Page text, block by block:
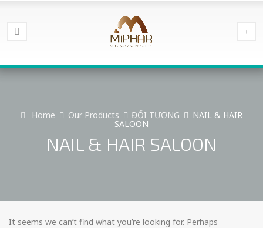
Home Our Products ĐỐI TƯỢNG NAIL & HAIR
SALOON
NAIL & HAIR SALOON
It seems we can’t find what you’re looking for. Perhaps